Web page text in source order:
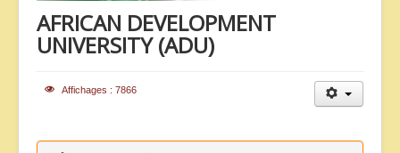
TELECHARGEMENTS
ANNONCES
AFRICAN DEVELOPMENT
UNIVERSITY (ADU)
Affichages : 7866